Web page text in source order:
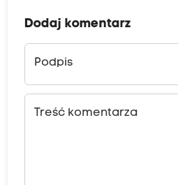
Dodaj komentarz
Podpis
Treść komentarza